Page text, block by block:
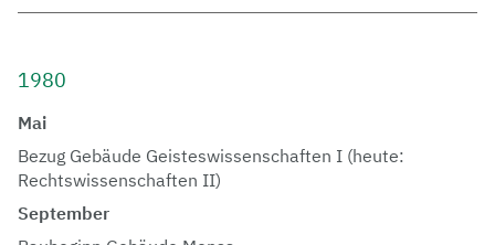
1980
Mai
Bezug Gebäude Geisteswissenschaften I (heute:
Rechtswissenschaften II)
September